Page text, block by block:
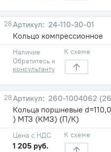
28
24-110-30-01
Кольцо компрессионное
Наличие
Обратитесь к
консультанту
К схеме
28
260-1004062
Кольца поршневые
) МТЗ (КМЗ) (П/К)
Цена с НДС
1 205 руб.
К схеме